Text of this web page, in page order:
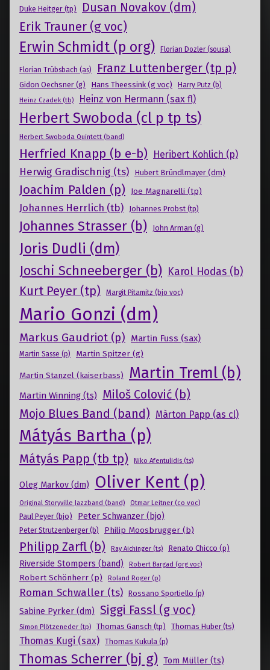
Duke Heitger (tp) Dusan Novakov (dm)
Erik Trauner (g voc)
Erwin Schmidt (p org) Florian Dozler (sousa)
Florian Trübsbach (as) Franz Luttenberger (tp p)
Gidon Oechsner (g) Hans Theessink (g voc) Harry Putz (b)
Heinz Czadek (tb) Heinz von Hermann (sax fl)
Herbert Swoboda (cl p tp ts)
Herbert Swoboda Quintett (band)
Herfried Knapp (b e-b) Heribert Kohlich (p)
Herwig Gradischnig (ts) Hubert Bründlmayer (dm)
Joachim Palden (p) Joe Magnarelli (tp)
Johannes Herrlich (tb) Johannes Probst (tp)
Johannes Strasser (b) John Arman (g)
Joris Dudli (dm)
Joschi Schneeberger (b) Karol Hodas (b)
Kurt Peyer (tp) Margit Pitamitz (bjo voc)
Mario Gonzi (dm)
Markus Gaudriot (p) Martin Fuss (sax)
Martin Sasse (p) Martin Spitzer (g)
Martin Stanzel (kaiserbass) Martin Treml (b)
Martin Winning (ts) Miloš Colović (b)
Mojo Blues Band (band) Màrton Papp (as cl)
Mátyás Bartha (p)
Mátyás Papp (tb tp) Niko Afentulidis (ts)
Oleg Markov (dm) Oliver Kent (p)
Original Storyville Jazzband (band) Otmar Leitner (co voc)
Paul Peyer (bjo) Peter Schwanzer (bjo)
Peter Strutzenberger (b) Philip Moosbrugger (b)
Philipp Zarfl (b) Ray Aichinger (ts) Renato Chicco (p)
Riverside Stompers (band) Robert Bargad (org voc)
Robert Schönherr (p) Roland Roger (p)
Roman Schwaller (ts) Rossano Sportiello (p)
Sabine Pyrker (dm) Siggi Fassl (g voc)
Simon Plötzeneder (tp) Thomas Gansch (tp) Thomas Huber (ts)
Thomas Kugi (sax) Thomas Kukula (p)
Thomas Scherrer (bj g) Tom Müller (ts)